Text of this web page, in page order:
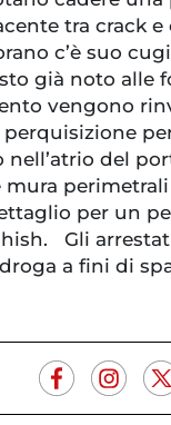
tra crack e
c’è suo
già noto alle
vengono
nell’atrio del
mura
per un
Gli
a fini di